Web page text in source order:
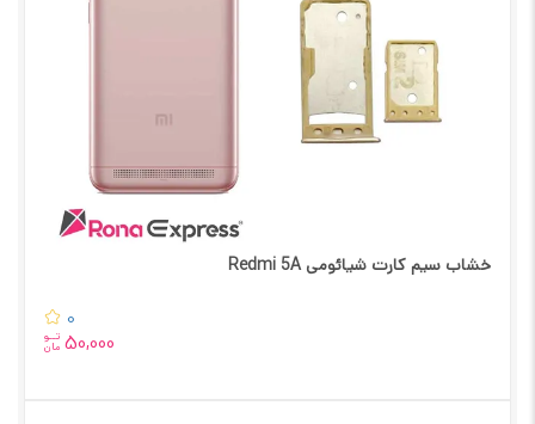
خشاب سیم کارت شیائومی Redmi 5A
0
تــو
مان 50,000